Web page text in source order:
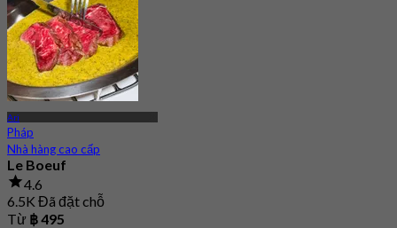
Ari
Pháp
Nhà hàng cao cấp
Le Boeuf
4.6
6.5K Đã đặt chỗ
Từ ฿ 495